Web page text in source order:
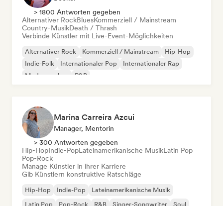
> 1800 Antworten gegeben
Alternativer RockBluesKommerziell / Mainstream
Country-MusikDeath / Thrash
Verbinde Künstler mit Live-Event-Möglichkeiten
Alternativer Rock Kommerziell / Mainstream
Hip-Hop
Indie-Folk
Internationaler Pop
Internationaler Rap
Moderner Jazz
R&B
Marina Carreira Azcui
Manager, Mentorin
> 300 Antworten gegeben
Hip-HopIndie-PopLateinamerikanische MusikLatin Pop
Pop-Rock
Manage Künstler in ihrer Karriere
Gib Künstlern konstruktive Ratschläge
Hip-Hop Indie-Pop
Lateinamerikanische Musik
Latin Pop
Pop-Rock R&B Singer-Songwriter Soul